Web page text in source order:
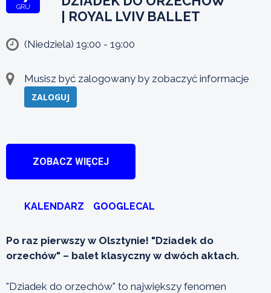
GRU
| ROYAL LVIV BALLET
(Niedziela) 19:00 - 19:00
Musisz być zalogowany by zobaczyć informacje
ZALOGUJ
ZOBACZ WIĘCEJ
KALENDARZ GOOGLECAL
Po raz pierwszy w Olsztynie! "Dziadek do
orzechów" – balet klasyczny w dwóch aktach.
"Dziadek do orzechów" to największy fenomen